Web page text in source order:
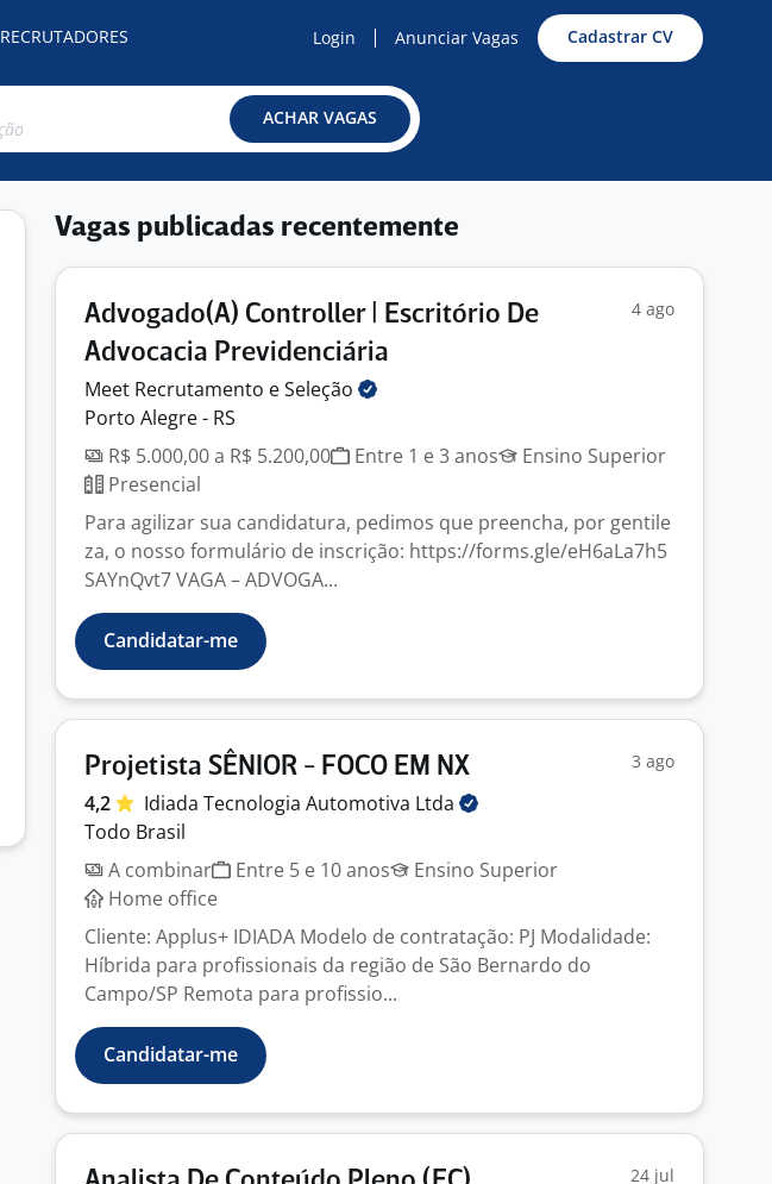
RECRUTADORES Login Anunciar Vagas Cadastrar CV
ACHAR VAGAS
Vagas publicadas recentemente
Advogado(A) Controller | Escritório De
Advocacia Previdenciária
4 ago
Meet Recrutamento eSeleção
Porto Alegre - RS
R$ 5.000,00 a R$ 5.200,00
Entre 1 e 3 anos
Ensino Superior
Presencial
Para agilizar sua candidatura, pedimos que preencha, por gentile
za, o nosso formulário de inscrição: https://forms.gle/eH6aLa7h5
SAYnQvt7 VAGA – ADVOGA...
Candidatar-me
Projetista SÊNIOR - FOCO EM NX 3 ago
4,2 Idiada Tecnologia Automotiva Ltda
Todo Brasil
A combinar
Entre 5 e 10 anos
Ensino Superior
Home office
Cliente: Applus+ IDIADA Modelo de contratação: PJ Modalidade:
Híbrida para profissionais da região de São Bernardo do
Campo/SP Remota para profissio...
Candidatar-me
24 jul